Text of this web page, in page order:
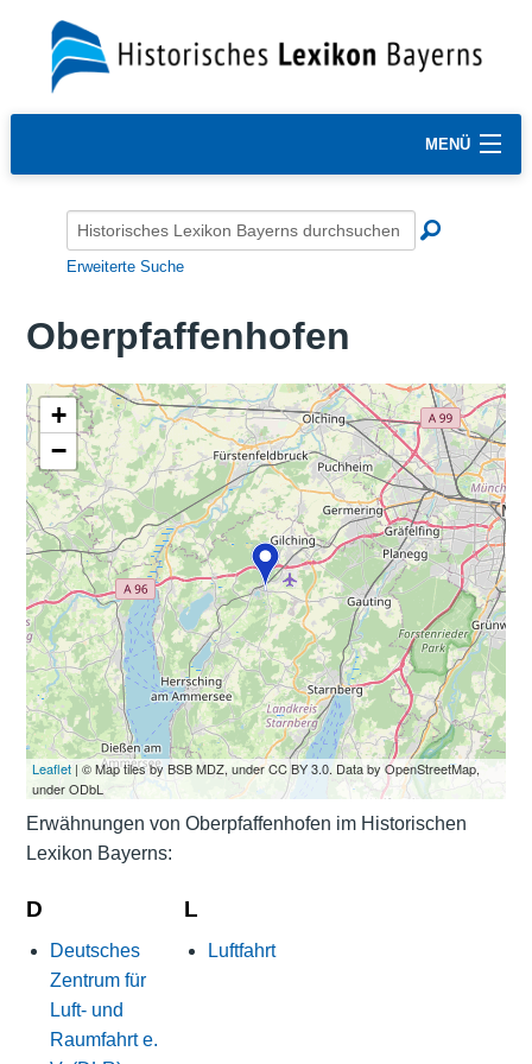
MENÜ
Erweiterte Suche
Oberpfaffenhofen
+
−
Leaflet| © Map tiles by BSB MDZ, under CC BY 3.0. Data by OpenStreetMap,
under ODbL
Erwähnungen von Oberpfaffenhofen im Historischen
Lexikon Bayerns:
D
Deutsches
Zentrum für
Luft- und
Raumfahrt e.
L
Luftfahrt